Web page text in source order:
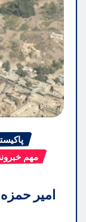
مهم
امیر حمزه